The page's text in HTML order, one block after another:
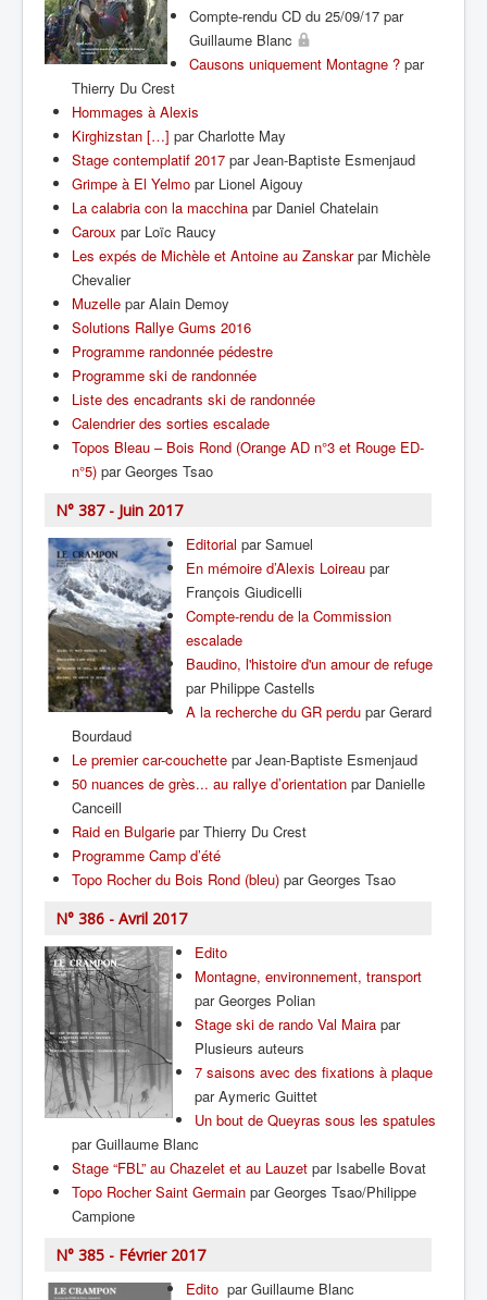
Compte-rendu CD du 25/09/17 par
Guillaume Blanc
Causons uniquement Montagne ? par
Thierry Du Crest
Hommages à Alexis
Kirghizstan […] par Charlotte May
Stage contemplatif 2017 par Jean-Baptiste Esmenjaud
Grimpe à El Yelmo par Lionel Aigouy
La calabria con la macchina par Daniel Chatelain
Caroux par Loïc Raucy
Les expés de Michèle et Antoine au Zanskarpar Michèle
Chevalier
Muzelle par Alain Demoy
Solutions Rallye Gums 2016
Programme randonnée pédestre
Programme ski de randonnée
Liste des encadrants ski de randonnée
Calendrier des sorties escalade
Topos Bleau – Bois Rond (Orange AD n°3 et Rouge ED-
n°5) par Georges Tsao
N° 387 - Juin 2017
Editorial par Samuel
En mémoire d’Alexis Loireau par
François Giudicelli
Compte-rendu de la Commission
escalade
Baudino, l'histoire d'un amour de refuge
par Philippe Castells
A la recherche du GR perdu par Gerard
Bourdaud
Le premier car-couchette par Jean-Baptiste Esmenjaud
50 nuances de grès... au rallye d’orientation par Danielle
Canceill
Raid en Bulgarie par Thierry Du Crest
Programme Camp d’été
Topo Rocher du Bois Rond (bleu) par Georges Tsao
N° 386 - Avril 2017
Edito
Montagne, environnement, transport
par Georges Polian
Stage ski de rando Val Maira par
Plusieurs auteurs
7 saisons avec des fixations à plaque
par Aymeric Guittet
Un bout de Queyras sous les spatules
par Guillaume Blanc
Stage “FBL” au Chazelet et au Lauzet par Isabelle Bovat
Topo Rocher Saint Germain par Georges Tsao/Philippe
Campione
N° 385 - Février 2017
Edito par Guillaume Blanc